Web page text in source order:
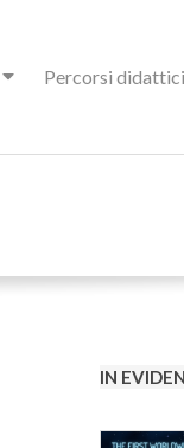
Percorsi didattici
IN